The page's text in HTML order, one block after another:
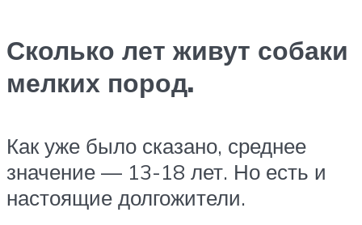
Сколько лет живут собаки
мелких пород.
Как уже было сказано, среднее
значение — 13-18 лет. Но есть и
настоящие долгожители.